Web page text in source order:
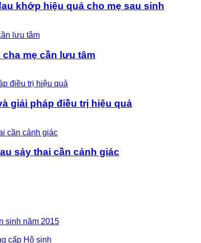
khớp hiệu quả cho mẹ sau sinh
mẹ cần lưu tâm
giải pháp điều trị hiệu quả
sảy thai cần cảnh giác
sinh năm 2015
cấp Hộ sinh